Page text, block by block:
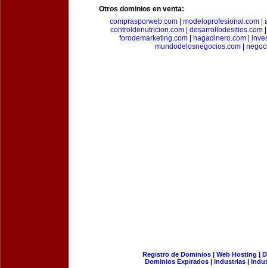
Otros dominios en venta:
comprasporweb.com| modeloprofesional.com|
controldenutricion.com
desarrollodesitios.com
forodemarketing.com| hagadinero.com|
mundodelosnegocios.com
Registro de Dominios| Web Hosting |
Dominios Expirados | Industrias |